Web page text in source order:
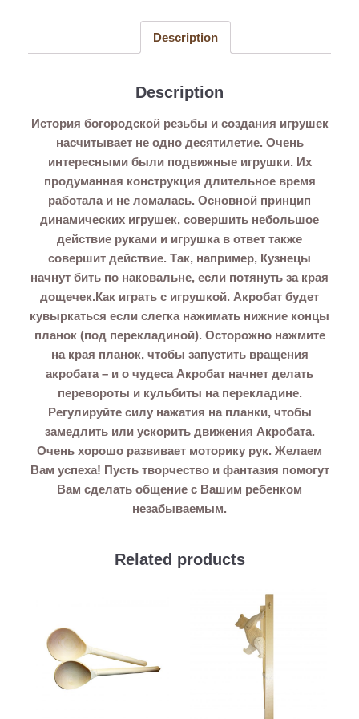
Description
Description
История богородской резьбы и создания игрушек
насчитывает не одно десятилетие. Очень
интересными были подвижные игрушки. Их
продуманная конструкция длительное время
работала и не ломалась. Основной принцип
динамических игрушек, совершить небольшое
действие руками и игрушка в ответ также
совершит действие. Так, например, Кузнецы
начнут бить по наковальне, если потянуть за края
дощечек.Как играть с игрушкой. Акробат будет
кувыркаться если слегка нажимать нижние концы
планок (под перекладиной). Осторожно нажмите
на края планок, чтобы запустить вращения
акробата – и о чудеса Акробат начнет делать
перевороты и кульбиты на перекладине.
Регулируйте силу нажатия на планки, чтобы
замедлить или ускорить движения Акробата.
Очень хорошо развивает моторику рук. Желаем
Вам успеха! Пусть творчество и фантазия помогут
Вам сделать общение с Вашим ребенком
незабываемым.
Related products